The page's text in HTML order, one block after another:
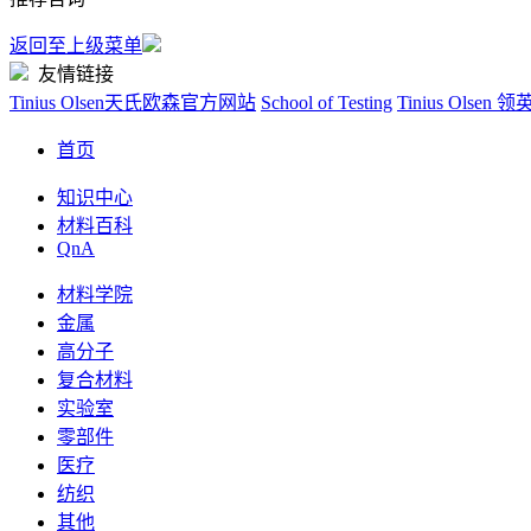
返回至上级菜单
友情链接
Tinius Olsen天氏欧森官方网站 School of Testing Tinius Olsen 领
首页
知识中心
材料百科
QnA
材料学院
金属
高分子
复合材料
实验室
零部件
医疗
纺织
其他